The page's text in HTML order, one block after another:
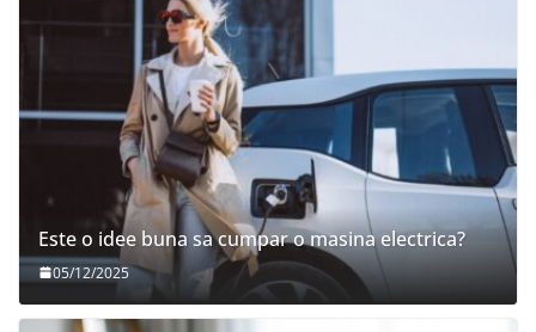
Este o idee buna sa cumpar o masina electrica?
05/12/2025